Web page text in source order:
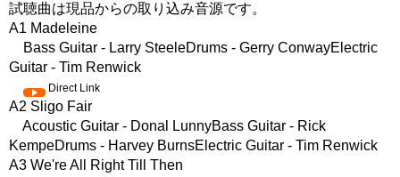
試聴曲は現品からの取り込み音源です。
A1 Madeleine
Bass Guitar - Larry SteeleDrums - Gerry ConwayElectric
Guitar - Tim Renwick
Direct Link
A2 Sligo Fair
Acoustic Guitar - Donal LunnyBass Guitar - Rick
KempeDrums - Harvey BurnsElectric Guitar - Tim Renwick
A3 We're All Right Till Then